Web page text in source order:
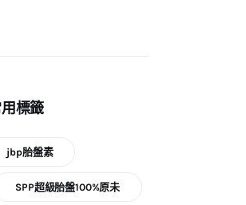
標籤
jbp胎盤素
SPP超級胎盤100%原未